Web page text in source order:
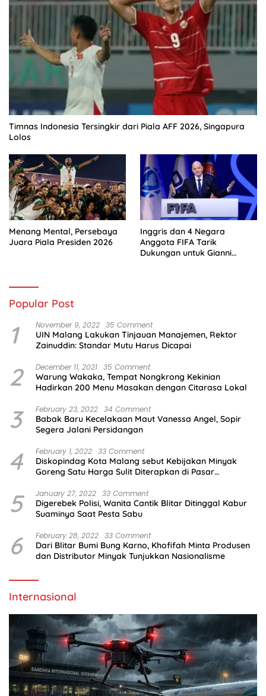
Timnas Indonesia Tersingkir dari Piala AFF 2026, Singapura
Lolos
Menang Mental, Persebaya
Juara Piala Presiden 2026
Inggris dan 4 Negara
Anggota FIFA Tarik
Dukungan untuk Gianni
Popular Post
1 November 9, 2022 35 Comment
UIN Malang Lakukan Tinjauan Manajemen, Rektor
Zainuddin: Standar Mutu Harus Dicapai
2 December 11, 2021 35 Comment
Warung Wakaka, Tempat Nongkrong Kekinian
Hadirkan 200 Menu Masakan dengan Citarasa Lokal
3 February 23, 2022 34 Comment
Babak Baru Kecelakaan Maut Vanessa Angel, Sopir
Segera Jalani Persidangan
4 February 1, 2022 33 Comment
Diskopindag Kota Malang sebut Kebijakan Minyak
Goreng Satu Harga Sulit Diterapkan di Pasar
5 January 27, 2022 33 Comment
Digerebek Polisi, Wanita Cantik Blitar Ditinggal Kabur
Suaminya Saat Pesta Sabu
6 February 28, 2022 33 Comment
Dari Blitar Bumi Bung Karno, Khofifah Minta Produsen
dan Distributor Minyak Tunjukkan Nasionalisme
Internasional